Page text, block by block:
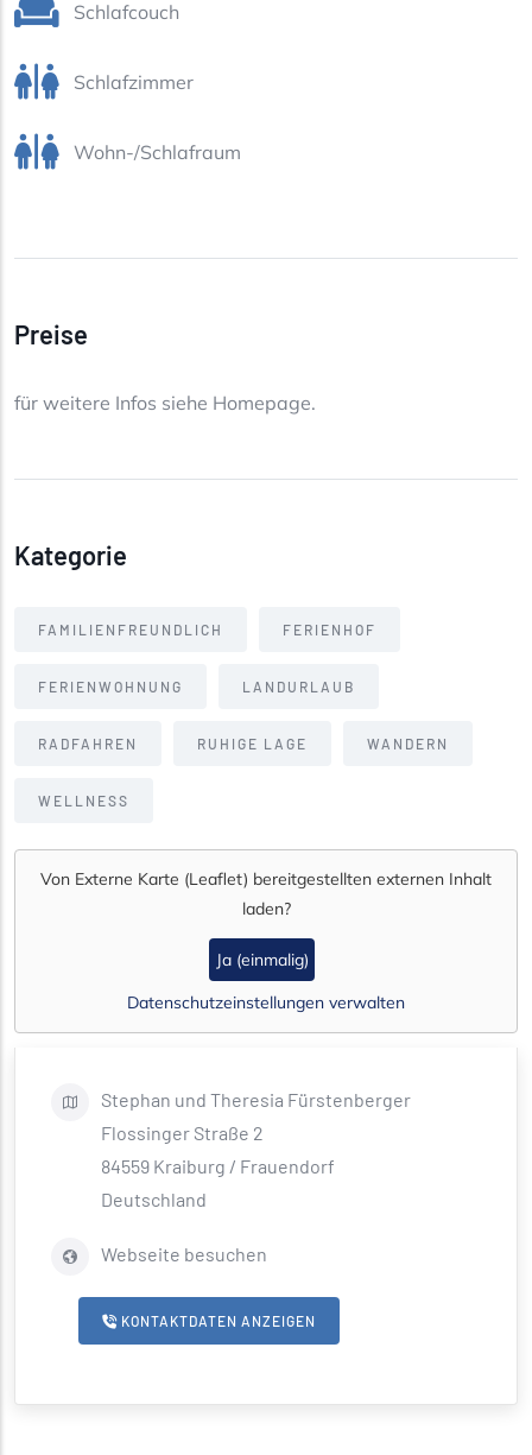
Schlafcouch
Schlafzimmer
Wohn-/Schlafraum
Preise
für weitere Infos siehe Homepage.
Kategorie
FAMILIENFREUNDLICH FERIENHOF
FERIENWOHNUNG LANDURLAUB
RADFAHREN RUHIGE LAGE WANDERN
WELLNESS
Von Externe Karte (Leaflet) bereitgestellten externen Inhalt
laden?
Ja (einmalig)
Datenschutzeinstellungen verwalten
Stephan und Theresia Fürstenberger
Flossinger Straße 2
84559 Kraiburg / Frauendorf
Deutschland
Webseite besuchen
KONTAKTDATEN ANZEIGEN